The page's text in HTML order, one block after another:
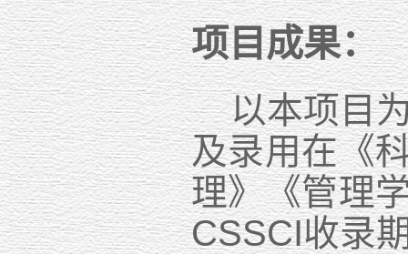
项目成果：
以本项目
及录用在《
理》《管理
CSSCI收录